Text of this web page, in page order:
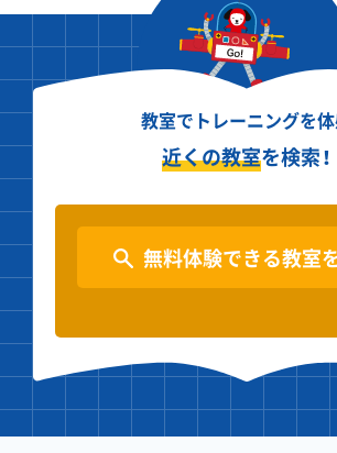
教室でトレーニングを
近くの教室を検索！
無料体験できる教室